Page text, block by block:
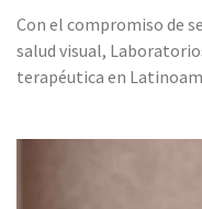
Con el compromiso de
salud visual,
terapéutica en